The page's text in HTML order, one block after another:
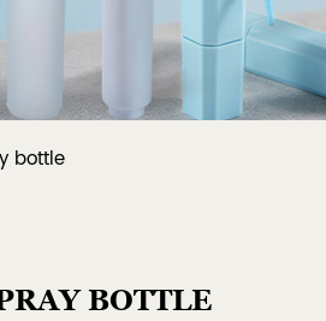
bottle
BOTTLE